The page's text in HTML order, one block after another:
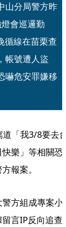
山分局警方昨
會巡邏勤
循線在苗栗查
帳號遭人盜
嚇危安罪嫌移
道「我3/8要去
樂」等相關恐
報案。
方組成專案小
言IP反向追查